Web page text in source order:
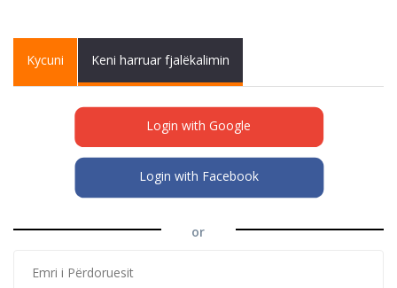
Primary tabs
Kycuni (activeKeni harruar fjalëkalimin
Login with Google
Login with Facebook
or